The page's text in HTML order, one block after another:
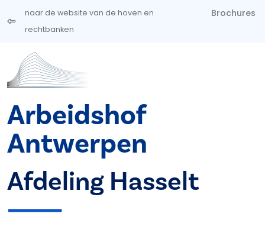
Overslaan en naar de inhoud gaan
naar de website van de hoven en
rechtbanken
Brochures
Arbeidshof
Antwerpen
Afdeling Hasselt